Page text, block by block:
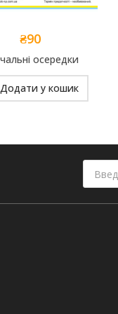
Add to
Wishlist
₴90
осередки
Додати у кошик